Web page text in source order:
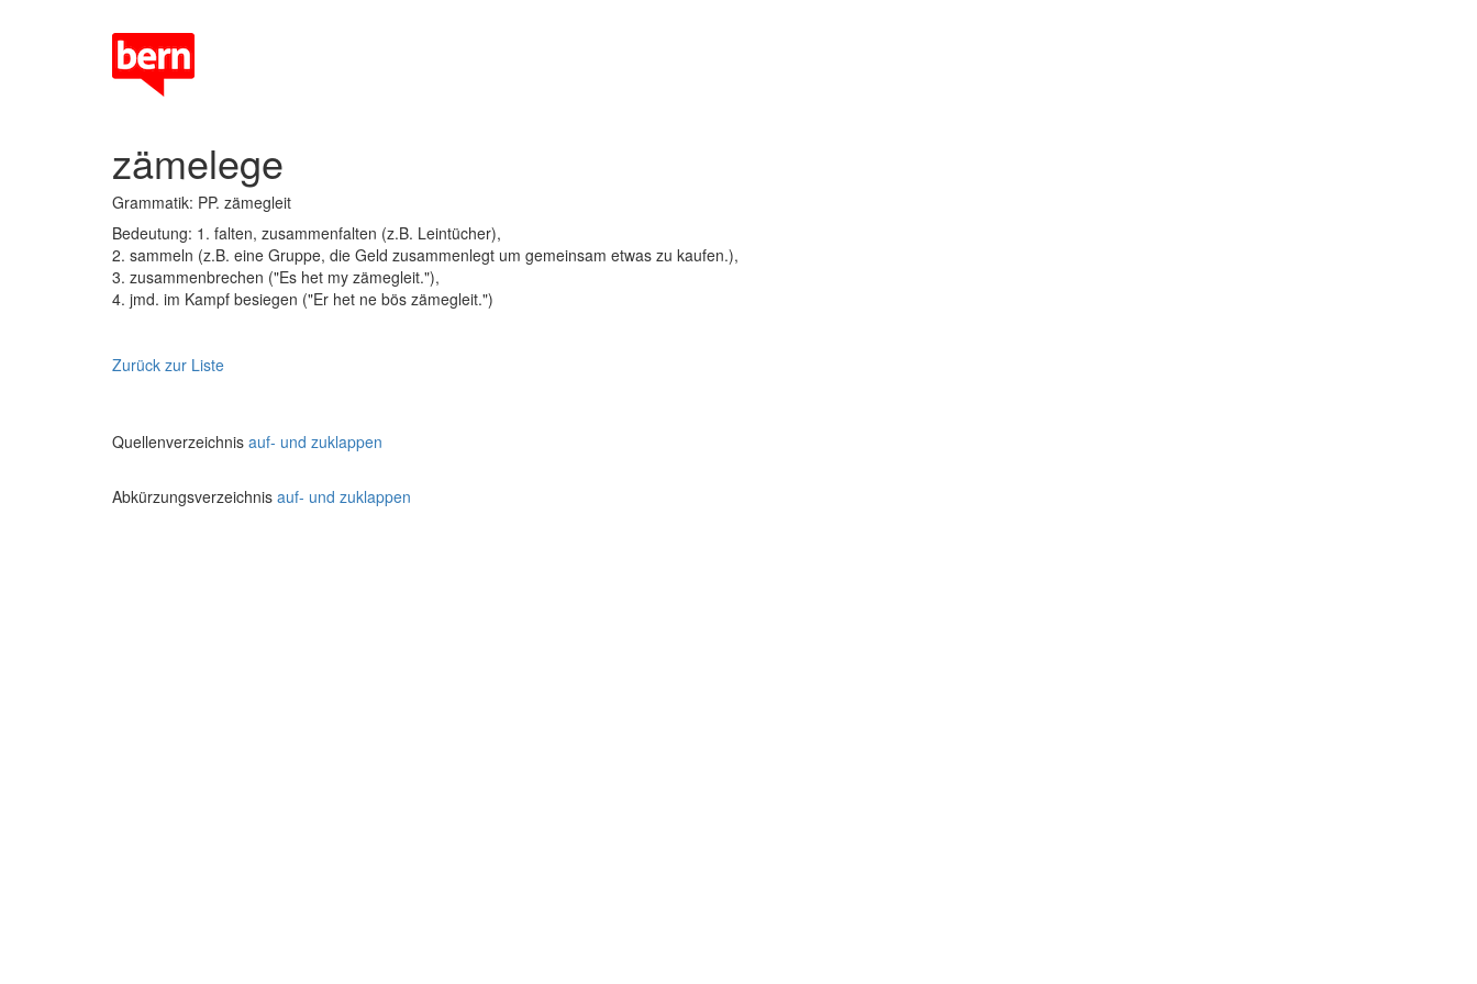
zämelege
Grammatik: PP. zämegleit
Bedeutung: 1. falten, zusammenfalten (z.B. Leintücher),
2. sammeln (z.B. eine Gruppe, die Geld zusammenlegt um gemeinsam etwas zu kaufen.),
3. zusammenbrechen ("Es het my zämegleit."),
4. jmd. im Kampf besiegen ("Er het ne bös zämegleit.")
Zurück zur Liste
Quellenverzeichnis auf- und zuklappen
Abkürzungsverzeichnis auf- und zuklappen